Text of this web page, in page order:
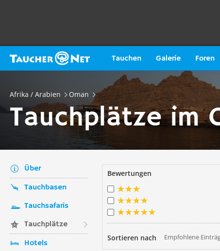
Tauchen Galerie Foren
Afrika / Arabien Oman
Tauchplätze im
Über
Tauchbasen
Tauchsafaris
Tauchplätze
Hotels
Bewertungen
Sortieren nach Empfohlene